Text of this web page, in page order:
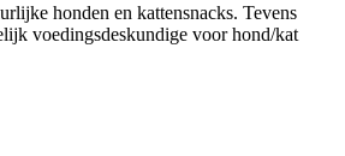
honden en kattensnacks. Tevens
voedingsdeskundige voor hond/kat